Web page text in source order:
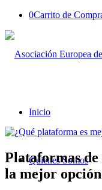
0Carrito de
Inicio
Quienes Somos
Plataformas
la mejor